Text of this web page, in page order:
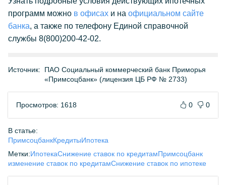
программ можно в офисах и на официальном сайте
банка, а также по телефону Единой справочной
службы 8(800)200-42-02.
Источник:
ПАО Социальный коммерческий банк Приморья
«Примсоцбанк» (лицензия ЦБ РФ № 2733)
Просмотров: 1618 0 0
В статье:
ПримсоцбанкКредитыИпотека
Метки:ИпотекаСнижение ставок по кредитамПримсоцбанк
изменение ставок по кредитамСнижение ставок по ипотеке